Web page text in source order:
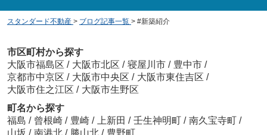
スタンダード不動産 > ブログ記事一覧 > #新築紹介
市区町村から探す
大阪市福島区 / 大阪市北区 / 寝屋川市 / 豊中市 /
京都市中京区 / 大阪市中央区 / 大阪市東住吉区 /
大阪市住之江区 / 大阪市生野区
町名から探す
福島 / 曾根崎 / 豊崎 / 上新田 / 壬生神明町 / 南久宝寺町 /
山坂 / 南港北 / 勝山北 / 豊野町